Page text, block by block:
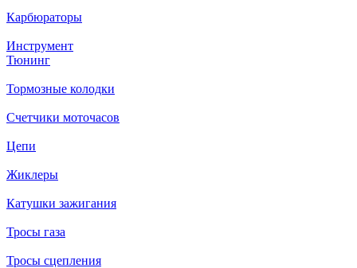
Карбюраторы
Инструмент
Тюнинг
Тормозные колодки
Счетчики моточасов
Цепи
Жиклеры
Катушки зажигания
Тросы газа
Тросы сцепления